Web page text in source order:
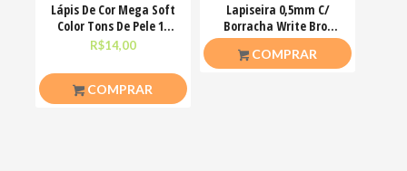
Lápis De Cor Mega Soft
Color Tons De Pele 12
Cores Tris
R$14,00
COMPRAR
Lapiseira 0,5mm C/
Borracha Write Bros
PaperMate Cores
COMPRAR